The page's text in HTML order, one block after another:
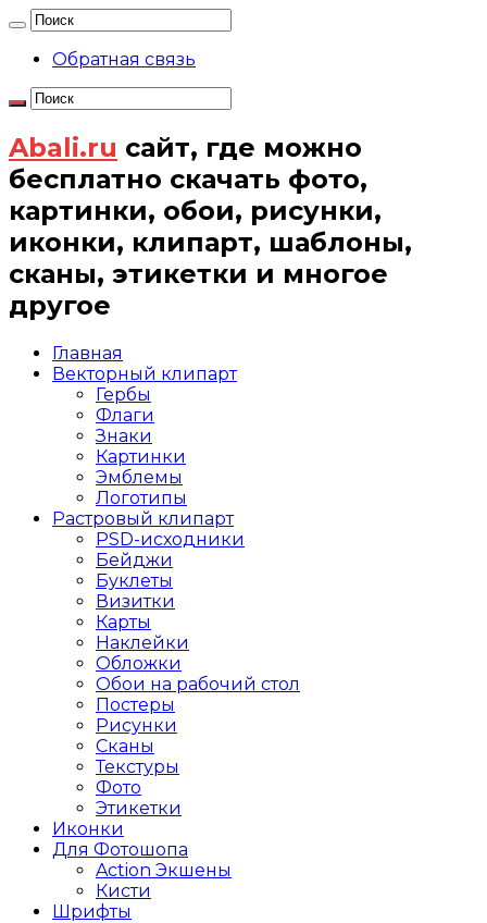
Обратная связь
Abali.ru сайт, где можно
бесплатно скачать фото,
картинки, обои, рисунки,
иконки, клипарт, шаблоны,
сканы, этикетки и многое
другое
Главная
Векторный клипарт
Гербы
Флаги
Знаки
Картинки
Эмблемы
Логотипы
Растровый клипарт
PSD-исходники
Бейджи
Буклеты
Визитки
Карты
Наклейки
Обложки
Обои на рабочий стол
Постеры
Рисунки
Сканы
Текстуры
Фото
Этикетки
Иконки
Для Фотошопа
Action Экшены
Кисти
Шрифты